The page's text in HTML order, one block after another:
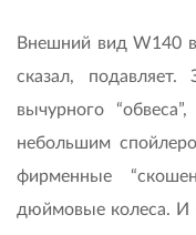
Внешний вид W140
сказал,
вычурного
небольшим
фирменные
дюймовые колеса. И